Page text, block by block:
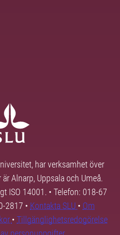
har verksamhet över
Alnarp, Uppsala och Umeå.
ISO 14001. • Telefon: 018-67
2817 • Kontakta SLU • Om
• Tillgänglighetsredogörelse